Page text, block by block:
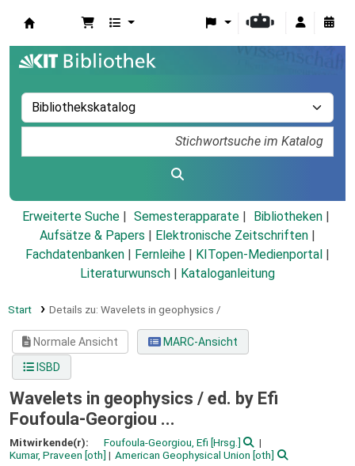
Erweiterte Suche Semesterapparate
Bibliotheken
Aufsätze & Papers
Elektronische Zeitschriften
Fachdatenbanken
Fernleihe KITopen-Medienportal
Literaturwunsch
Kataloganleitung
Start Details zu: Wavelets in geophysics /
Normale Ansicht
MARC-Ansicht
ISBD
Wavelets in geophysics / ed. by Efi
Foufoula-Georgiou ...
Mitwirkende(r): Foufoula-Georgiou, Efi [Hrsg.]
Kumar, Praveen [oth] American Geophysical Union [oth]